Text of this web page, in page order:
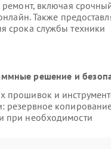
включая
Также
срока службы техники
решение и
и
резервное
при необходимости